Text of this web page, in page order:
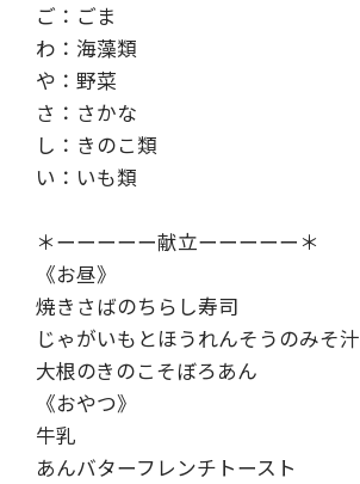
ご：ごま
わ：海藻類
や：野菜
さ：さかな
し：きのこ類
い：いも類
＊ーーーーー献立ーーーーー＊
《お昼》
焼きさばのちらし寿司
じゃがいもとほうれんそうのみそ汁
大根のきのこそぼろあん
《おやつ》
牛乳
あんバターフレンチトースト